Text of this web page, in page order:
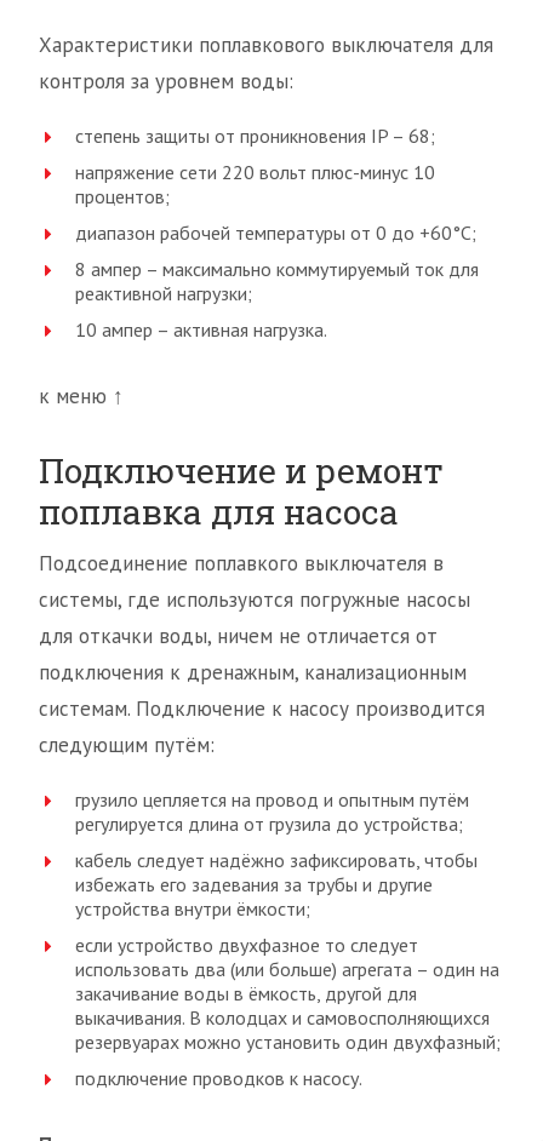
Характеристики поплавкового выключателя для
контроля за уровнем воды:
степень защиты от проникновения IP – 68;
напряжение сети 220 вольт плюс-минус 10
процентов;
диапазон рабочей температуры от 0 до +60°C;
8 ампер – максимально коммутируемый ток для
реактивной нагрузки;
10 ампер – активная нагрузка.
к меню ↑
Подключение и ремонт
поплавка для насоса
Подсоединение поплавкого выключателя в
системы, где используются погружные насосы
для откачки воды, ничем не отличается от
подключения к дренажным, канализационным
системам. Подключение к насосу производится
следующим путём:
грузило цепляется на провод и опытным путём
регулируется длина от грузила до устройства;
кабель следует надёжно зафиксировать, чтобы
избежать его задевания за трубы и другие
устройства внутри ёмкости;
если устройство двухфазное то следует
использовать два (или больше) агрегата – один на
закачивание воды в ёмкость, другой для
выкачивания. В колодцах и самовосполняющихся
резервуарах можно установить один двухфазный;
подключение проводков к насосу.